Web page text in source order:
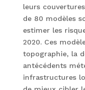
leurs
de 80 modèles
estimer les
2020. Ces
topographie, la
antécédents
infrastructures